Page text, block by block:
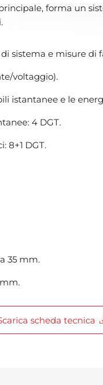
forma un
sistema e misure di
voltaggio).
istantanee e le
4 DGT.
8+1 DGT.
35 mm.
scheda tecnica